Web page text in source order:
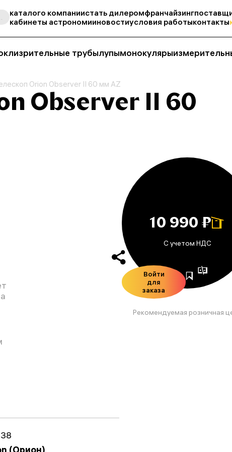
и др. каталого компаниистать дилеромфранчайзинг
кабинеты астрономииновостиусловия работыконтакты
зрительные трубылупымонокуляры
Orion Observer II 60 мм AZ
Observer II 60
10 990 ₽
С учетом НДС
Войти
для
заказа
Рекомендуемая розничная